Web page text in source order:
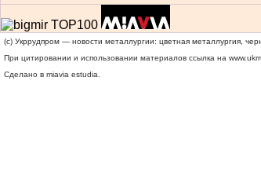
(c) Укррудпром — новости металлургии: цветная металлургия,
При цитировании и использовании материалов ссылка на
Сделано в miavia estudia.